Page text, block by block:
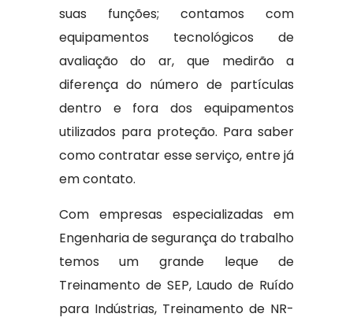
suas funções; contamos com
equipamentos tecnológicos de
avaliação do ar, que medirão a
diferença do número de partículas
dentro e fora dos equipamentos
utilizados para proteção. Para saber
como contratar esse serviço, entre já
em contato.
Com empresas especializadas em
Engenharia de segurança do trabalho
temos um grande leque de
Treinamento de SEP, Laudo de Ruído
para Indústrias, Treinamento de NR-